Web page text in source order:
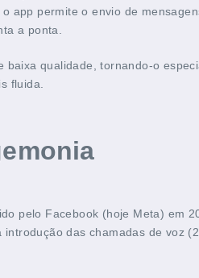
app permite o envio de
a ponta.
qualidade, tornando-o
fluida.
pelo Facebook (hoje Meta) em
das chamadas de voz